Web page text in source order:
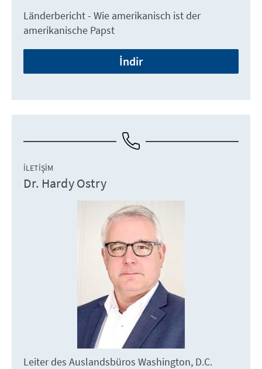
Länderbericht - Wie amerikanisch ist der
amerikanische Papst
İndir
İLETIŞIM
Dr. Hardy Ostry
Leiter des Auslandsbüros Washington, D.C.